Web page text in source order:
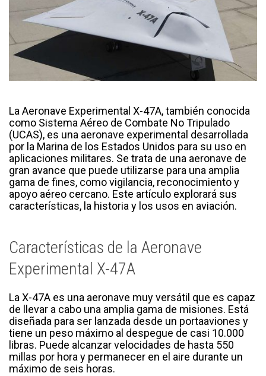
La Aeronave Experimental X-47A, también conocida
como Sistema Aéreo de Combate No Tripulado
(UCAS), es una aeronave experimental desarrollada
por la Marina de los Estados Unidos para su uso en
aplicaciones militares. Se trata de una aeronave de
gran avance que puede utilizarse para una amplia
gama de fines, como vigilancia, reconocimiento y
apoyo aéreo cercano. Este artículo explorará sus
características, la historia y los usos en aviación.
Características de la Aeronave
Experimental X-47A
La X-47A es una aeronave muy versátil que es capaz
de llevar a cabo una amplia gama de misiones. Está
diseñada para ser lanzada desde un portaaviones y
tiene un peso máximo al despegue de casi 10.000
libras. Puede alcanzar velocidades de hasta 550
millas por hora y permanecer en el aire durante un
máximo de seis horas.